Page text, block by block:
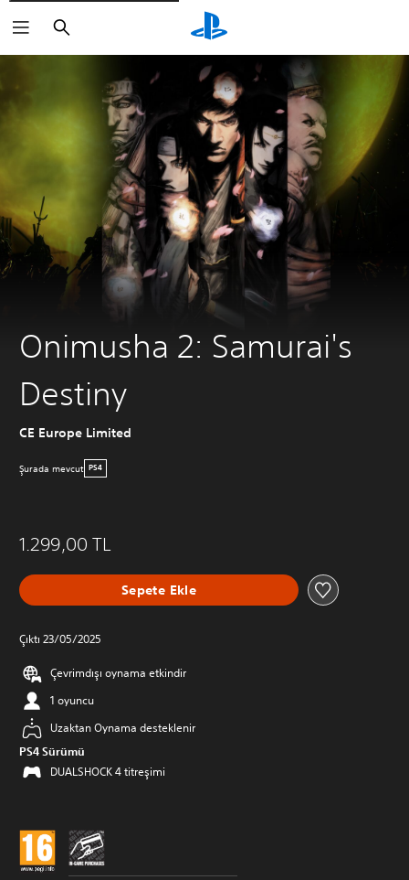
Arama
Onimusha 2: Samurai's
Destiny
CE Europe Limited
Şurada mevcut PS4
1.299,00 TL
Sepete Ekle
Çıktı 23/05/2025
Çevrimdışı oynama etkindir
1 oyuncu
Uzaktan Oynama desteklenir
PS4 Sürümü
DUALSHOCK 4 titreşimi